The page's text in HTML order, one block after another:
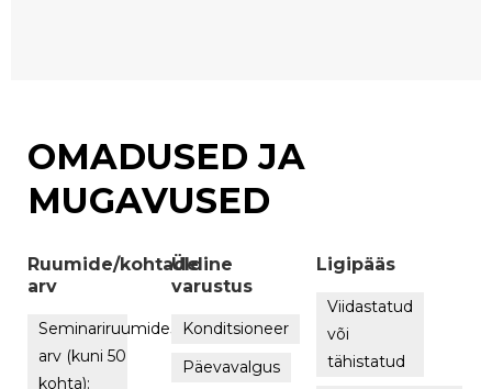
OMADUSED JA
MUGAVUSED
Ruumide/kohtade
arv
Seminariruumide
arv (kuni 50
kohta):
3
Üldine
varustus
Konditsioneer
Päevavalgus
Ligipääs
Viidastatud
või
tähistatud